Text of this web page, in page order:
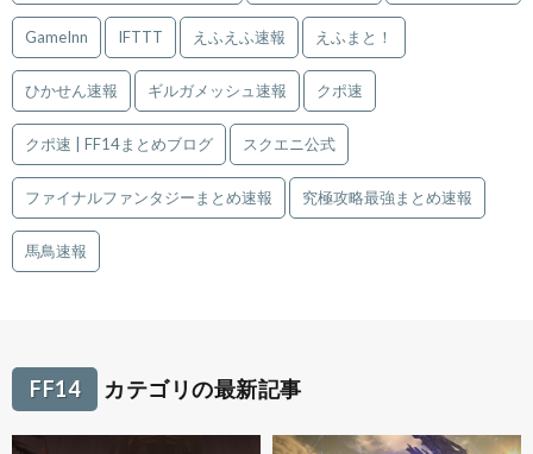
GameInn IFTTT えふえふ速報 えふまと！
ひかせん速報 ギルガメッシュ速報 クポ速
クポ速 | FF14まとめブログ スクエニ公式
ファイナルファンタジーまとめ速報 究極攻略最強まとめ速報
馬鳥速報
FF14 カテゴリの最新記事